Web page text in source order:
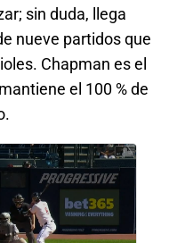
sin duda, llega
nueve partidos que
Chapman es el
el 100 % de